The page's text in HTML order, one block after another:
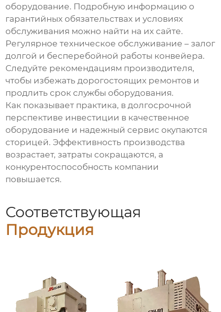
оборудование. Подробную информацию о
гарантийных обязательствах и условиях
обслуживания можно найти на их сайте.
Регулярное техническое обслуживание – залог
долгой и бесперебойной работы конвейера.
Следуйте рекомендациям производителя,
чтобы избежать дорогостоящих ремонтов и
продлить срок службы оборудования.
Как показывает практика, в долгосрочной
перспективе инвестиции в качественное
оборудование и надежный сервис окупаются
сторицей. Эффективность производства
возрастает, затраты сокращаются, а
конкурентоспособность компании
повышается.
Соответствующая
Продукция